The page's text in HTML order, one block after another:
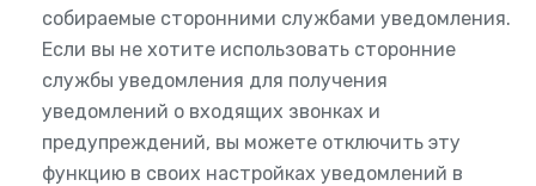
собираемые сторонними службами уведомления.
Если вы не хотите использовать сторонние
службы уведомления для получения
уведомлений о входящих звонках и
предупреждений, вы можете отключить эту
функцию в своих настройках уведомлений в